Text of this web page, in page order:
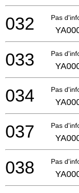
Pas
032
Pas
033
Pas
034
Pas
037
Pas
038